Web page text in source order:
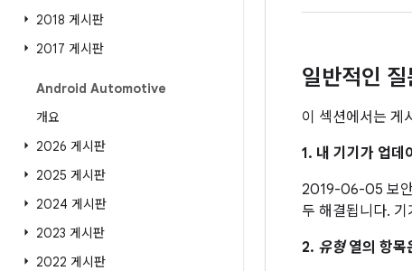
2018 게시판
2017 게시판
Android Automotive
개요
2026 게시판
2025 게시판
2024 게시판
2023 게시판
2022 게시판
일반적인
이 섹션에서는 게
1. 내 기기가 업데
2019-06-05 보안
두 해결됩니다.
2. 유형열의 항목